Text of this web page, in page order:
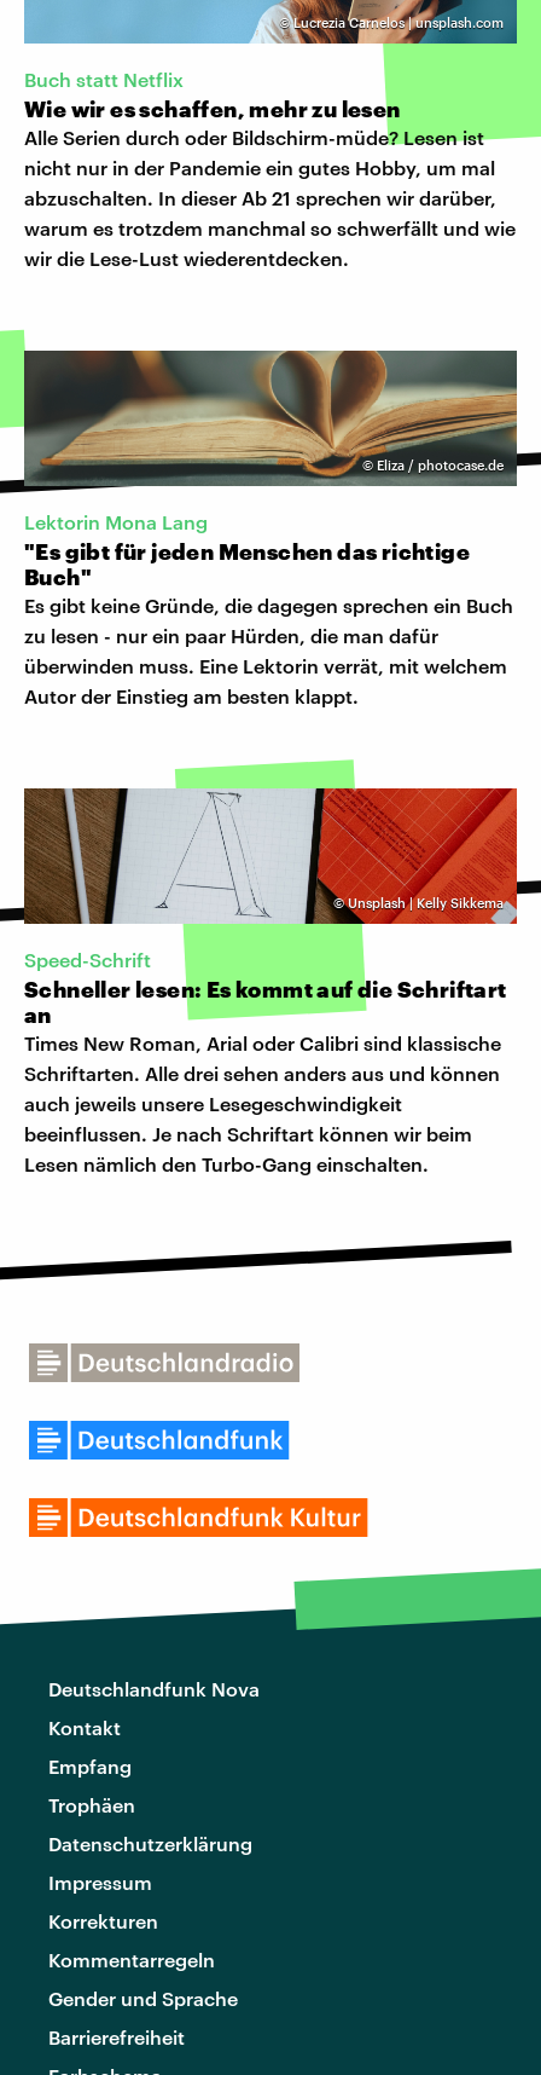
©Lucrezia Carnelos | unsplash.com
Buch statt Netflix
Wie wir es schaffen, mehr zu lesen
Alle Serien durch oder Bildschirm-müde? Lesen ist
nicht nur in der Pandemie ein gutes Hobby, um mal
abzuschalten. In dieser Ab 21 sprechen wir darüber,
warum es trotzdem manchmal so schwerfällt und wie
wir die Lese-Lust wiederentdecken.
© Eliza / photocase.de
Lektorin Mona Lang
"Es gibt für jeden Menschen das richtige
Buch"
Es gibt keine Gründe, die dagegen sprechen ein Buch
zu lesen - nur ein paar Hürden, die man dafür
überwinden muss. Eine Lektorin verrät, mit welchem
Autor der Einstieg am besten klappt.
©Unsplash | Kelly Sikkema
Speed-Schrift
Schneller lesen: Es kommt auf die Schriftart
an
Times New Roman, Arial oder Calibri sind klassische
Schriftarten. Alle drei sehen anders aus und können
auch jeweils unsere Lesegeschwindigkeit
beeinflussen. Je nach Schriftart können wir beim
Lesen nämlich den Turbo-Gang einschalten.
Deutschlandfunk Nova
Kontakt
Empfang
Trophäen
Datenschutzerklärung
Impressum
Korrekturen
Kommentarregeln
Gender und Sprache
Barrierefreiheit